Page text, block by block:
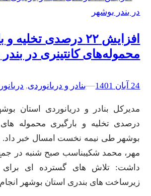
افزایش ۲۲ درصدی
محموله‌های کانتینری در
24 آبان 1401 –
–بنادر و دریانوردی,
درصدی تخلیه و بارگیری محموله های
بوشهر طی نیمه نخست امسال خبر داد.
مهر، محمد شکیبناسب صبح شنبه در جمع
داشت: تلاش های گسترده ای
زیرساخت های بندری استان بوشهر